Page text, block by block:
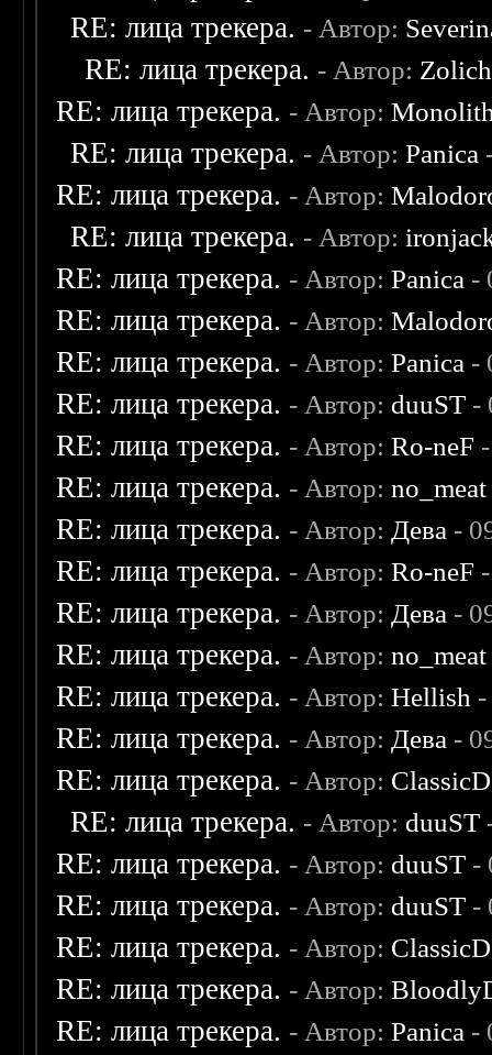
RE: лица трекера. - Автор:
RE: лица трекера. - Автор: Zolich
RE: лица трекера. - Автор:
RE: лица трекера. - Автор:Panica
RE: лица трекера. - Автор:
RE: лица трекера. - Автор:
RE: лица трекера. - Автор:Panica -
RE: лица трекера. - Автор:
RE: лица трекера. - Автор:Panica -
RE: лица трекера. - Автор: duuST -
RE: лица трекера. - Автор:Ro-neF
RE: лица трекера. - Автор:no_meat
RE: лица трекера. - Автор: Дева -
RE: лица трекера. - Автор:Ro-neF
RE: лица трекера. - Автор: Дева -
RE: лица трекера. - Автор:no_meat
RE: лица трекера. - Автор:Hellish
RE: лица трекера. - Автор: Дева -
RE: лица трекера. - Автор:
RE: лица трекера. - Автор: duuST
RE: лица трекера. - Автор: duuST -
RE: лица трекера. - Автор: duuST -
RE: лица трекера. - Автор:
RE: лица трекера. - Автор:
RE: лица трекера. - Автор:Panica -